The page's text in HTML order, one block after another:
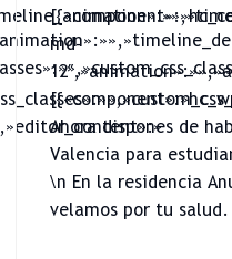
md-
Ahora dispones de
Valencia para
\n En la residencia
velamos por tu